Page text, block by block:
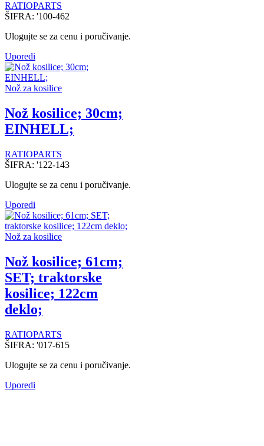
RATIOPARTS
ŠIFRA: '100-462
Ulogujte se za cenu i poručivanje.
Uporedi
Nož za kosilice
Nož kosilice; 30cm;
EINHELL;
RATIOPARTS
ŠIFRA: '122-143
Ulogujte se za cenu i poručivanje.
Uporedi
Nož za kosilice
Nož kosilice; 61cm;
SET; traktorske
kosilice; 122cm
deklo;
RATIOPARTS
ŠIFRA: '017-615
Ulogujte se za cenu i poručivanje.
Uporedi